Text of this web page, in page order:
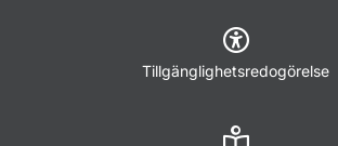
Tillgänglighetsredogörelse